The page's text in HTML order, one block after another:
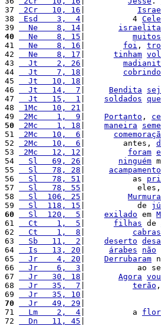
37
2Cr   10, 16
38
Esd    3,  4 |          4
39
  Ne    8, 14
40
  Ne    8, 15
muitos
41
  Ne    8, 16
foi ,
42
  Ne    8, 17
tinham
43
  Jt    2, 26
44
  Jt    7, 18
cobrindo
45
  Jt   10, 18
|
46
  Jt   14,  7
Bendita
47
  Jt   15,  1
soldados que
48
1Mc   10, 21 |
49
2Mc    1,  9 Portanto ,
50
2Mc    1, 18 maneira
51
2Mc   10,  6
52
2Mc   10,  6 |        antes,
53
2Mc   12, 12 foram
54
  Sl   69, 26
ninguém
55
  Sl   78, 28
acampamento
56
  Sl   78, 51
|          as
57
  Sl   78, 55
|           eles,
58
  Sl  106, 25
59
  Sl  118, 15
|           de
60
  Sl  120,  5
exilado em
61
  Ct    1,  5
filhas de
62
  Ct    1,  8
cabras
63
  Sb   11,  2
deserto
64
  Is   13, 20
árabes não
65
  Jr    4, 20
Derrubaram
66
  Jr    6,  3
|           ao
67
  Jr   30, 18
Agora vou
68
  Jr   35,  7
terão ,
69
  Jr   35, 10
|
70
  Jr   49, 29
|
71
  Lm    2,  4
|          a flor
72
  Dn   11, 45
|